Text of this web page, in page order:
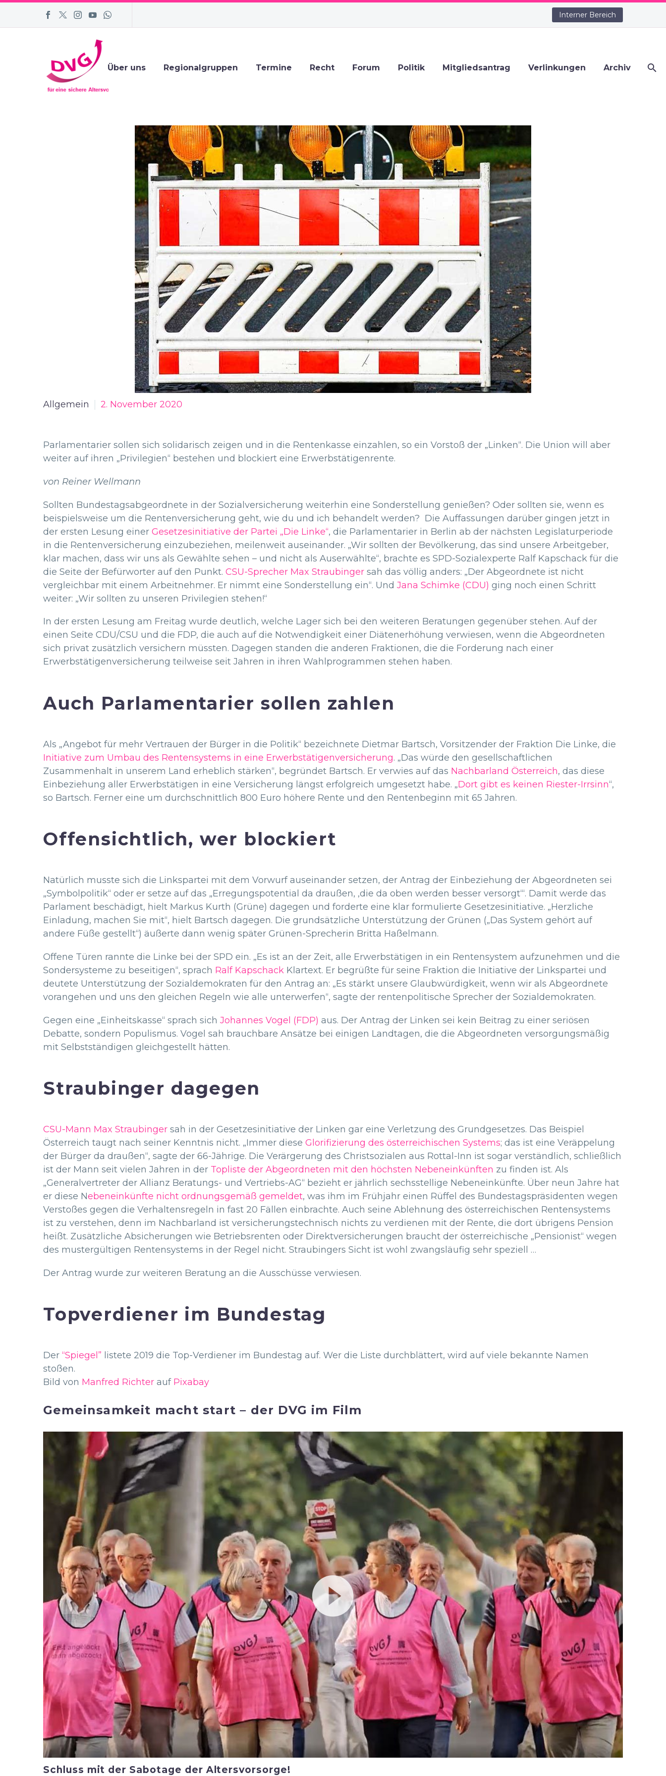
Interner Bereich
Über uns Regionalgruppen Termine Recht Forum Politik Mitgliedsantrag Verlinkungen Archiv
Allgemein 2. November 2020
Parlamentarier sollen sich solidarisch zeigen und in die Rentenkasse einzahlen, so ein Vorstoß der „Linken“. Die Union will aber
weiter auf ihren „Privilegien“ bestehen und blockiert eine Erwerbstätigenrente.
von Reiner Wellmann
Sollten Bundestagsabgeordnete in der Sozialversicherung weiterhin eine Sonderstellung genießen? Oder sollten sie, wenn es
beispielsweise um die Rentenversicherung geht, wie du und ich behandelt werden? Die Auffassungen darüber gingen jetzt in
der ersten Lesung einer Gesetzesinitiative der Partei „Die Linke“, die Parlamentarier in Berlin ab der nächsten Legislaturperiode
in die Rentenversicherung einzubeziehen, meilenweit auseinander. „Wir sollten der Bevölkerung, das sind unsere Arbeitgeber,
klar machen, dass wir uns als Gewählte sehen – und nicht als Auserwählte“, brachte es SPD-Sozialexperte Ralf Kapschack für die
die Seite der Befürworter auf den Punkt. CSU-Sprecher Max Straubinger sah das völlig anders: „Der Abgeordnete ist nicht
vergleichbar mit einem Arbeitnehmer. Er nimmt eine Sonderstellung ein“. Und Jana Schimke (CDU) ging noch einen Schritt
weiter: „Wir sollten zu unseren Privilegien stehen!“
In der ersten Lesung am Freitag wurde deutlich, welche Lager sich bei den weiteren Beratungen gegenüber stehen. Auf der
einen Seite CDU/CSU und die FDP, die auch auf die Notwendigkeit einer Diätenerhöhung verwiesen, wenn die Abgeordneten
sich privat zusätzlich versichern müssten. Dagegen standen die anderen Fraktionen, die die Forderung nach einer
Erwerbstätigenversicherung teilweise seit Jahren in ihren Wahlprogrammen stehen haben.
Auch Parlamentarier sollen zahlen
Als „Angebot für mehr Vertrauen der Bürger in die Politik“ bezeichnete Dietmar Bartsch, Vorsitzender der Fraktion Die Linke, die
Initiative zum Umbau des Rentensystems in eine Erwerbstätigenversicherung. „Das würde den gesellschaftlichen
Zusammenhalt in unserem Land erheblich stärken“, begründet Bartsch. Er verwies auf das Nachbarland Österreich, das diese
Einbeziehung aller Erwerbstätigen in eine Versicherung längst erfolgreich umgesetzt habe. „Dort gibt es keinen Riester-Irrsinn“,
so Bartsch. Ferner eine um durchschnittlich 800 Euro höhere Rente und den Rentenbeginn mit 65 Jahren.
Offensichtlich, wer blockiert
Natürlich musste sich die Linkspartei mit dem Vorwurf auseinander setzen, der Antrag der Einbeziehung der Abgeordneten sei
„Symbolpolitik“ oder er setze auf das „Erregungspotential da draußen, ,die da oben werden besser versorgt‘“. Damit werde das
Parlament beschädigt, hielt Markus Kurth (Grüne) dagegen und forderte eine klar formulierte Gesetzesinitiative. „Herzliche
Einladung, machen Sie mit“, hielt Bartsch dagegen. Die grundsätzliche Unterstützung der Grünen („Das System gehört auf
andere Füße gestellt“) äußerte dann wenig später Grünen-Sprecherin Britta Haßelmann.
Offene Türen rannte die Linke bei der SPD ein. „Es ist an der Zeit, alle Erwerbstätigen in ein Rentensystem aufzunehmen und die
Sondersysteme zu beseitigen“, sprach Ralf Kapschack Klartext. Er begrüßte für seine Fraktion die Initiative der Linkspartei und
deutete Unterstützung der Sozialdemokraten für den Antrag an: „Es stärkt unsere Glaubwürdigkeit, wenn wir als Abgeordnete
vorangehen und uns den gleichen Regeln wie alle unterwerfen“, sagte der rentenpolitische Sprecher der Sozialdemokraten.
Gegen eine „Einheitskasse“ sprach sich Johannes Vogel (FDP) aus. Der Antrag der Linken sei kein Beitrag zu einer seriösen
Debatte, sondern Populismus. Vogel sah brauchbare Ansätze bei einigen Landtagen, die die Abgeordneten versorgungsmäßig
mit Selbstständigen gleichgestellt hätten.
Straubinger dagegen
CSU-Mann Max Straubinger sah in der Gesetzesinitiative der Linken gar eine Verletzung des Grundgesetzes. Das Beispiel
Österreich taugt nach seiner Kenntnis nicht. „Immer diese Glorifizierung des österreichischen Systems; das ist eine Veräppelung
der Bürger da draußen“, sagte der 66-Jährige. Die Verärgerung des Christsozialen aus Rottal-Inn ist sogar verständlich, schließlich
ist der Mann seit vielen Jahren in der Topliste der Abgeordneten mit den höchsten Nebeneinkünften zu finden ist. Als
„Generalvertreter der Allianz Beratungs- und Vertriebs-AG“ bezieht er jährlich sechsstellige Nebeneinkünfte. Über neun Jahre hat
er diese Nebeneinkünfte nicht ordnungsgemäß gemeldet, was ihm im Frühjahr einen Rüffel des Bundestagspräsidenten wegen
Verstoßes gegen die Verhaltensregeln in fast 20 Fällen einbrachte. Auch seine Ablehnung des österreichischen Rentensystems
ist zu verstehen, denn im Nachbarland ist versicherungstechnisch nichts zu verdienen mit der Rente, die dort übrigens Pension
heißt. Zusätzliche Absicherungen wie Betriebsrenten oder Direktversicherungen braucht der österreichische „Pensionist“ wegen
des mustergültigen Rentensystems in der Regel nicht. Straubingers Sicht ist wohl zwangsläufig sehr speziell …
Der Antrag wurde zur weiteren Beratung an die Ausschüsse verwiesen.
Topverdiener im Bundestag
Der “Spiegel” listete 2019 die Top-Verdiener im Bundestag auf. Wer die Liste durchblättert, wird auf viele bekannte Namen
stoßen.
Bild von Manfred Richter auf Pixabay
Gemeinsamkeit macht start – der DVG im Film
Player
Schluss mit der Sabotage der Altersvorsorge!